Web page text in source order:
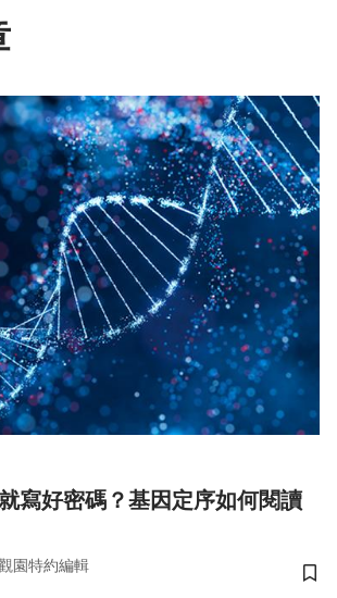
寫好密碼？基因定序如何閱讀
園特約編輯
儲